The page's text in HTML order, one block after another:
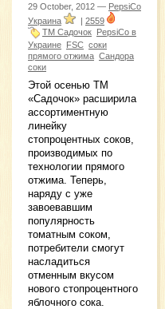
29 October, 2012 — PepsiCo
Украина
2559
ТМ Садочок
PepsiCo в
Украине
FSC соки
прямого отжима Сандора
соки
Этой осенью ТМ
«Садочок» расширила
ассортиментную
линейку
стопроцентных соков,
производимых по
технологии прямого
отжима. Теперь,
наряду с уже
завоевавшим
популярность
томатным соком,
потребители смогут
насладиться
отменным вкусом
нового стопроцентного
яблочного сока.